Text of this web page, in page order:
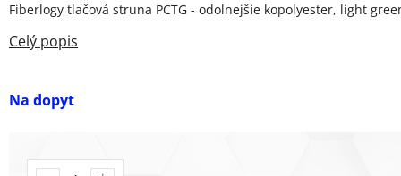
Na dopyt
Fiberlogy tlačová struna PCTG - odolnejšie kopolyester, light